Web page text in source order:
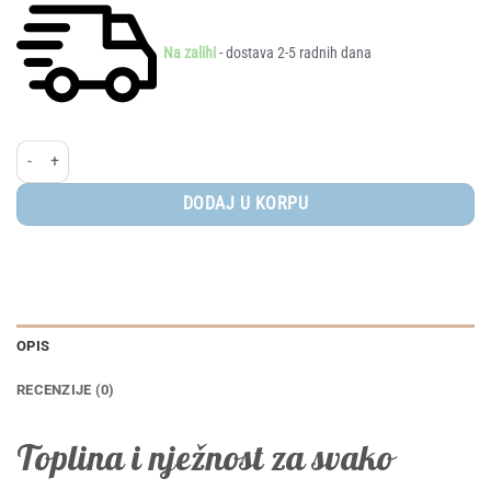
Na zalihi- dostava 2-5 radnih dana
Elodie® dekica od baršuna, Blue Garden količina
DODAJ U KORPU
OPIS
RECENZIJE (0)
Toplina i nježnost za svako